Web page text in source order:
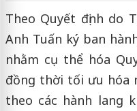
Theo Quyết định do
Anh Tuấn ký ban
nhằm cụ thể hóa
đồng thời tối ưu hóa
theo các hành lang